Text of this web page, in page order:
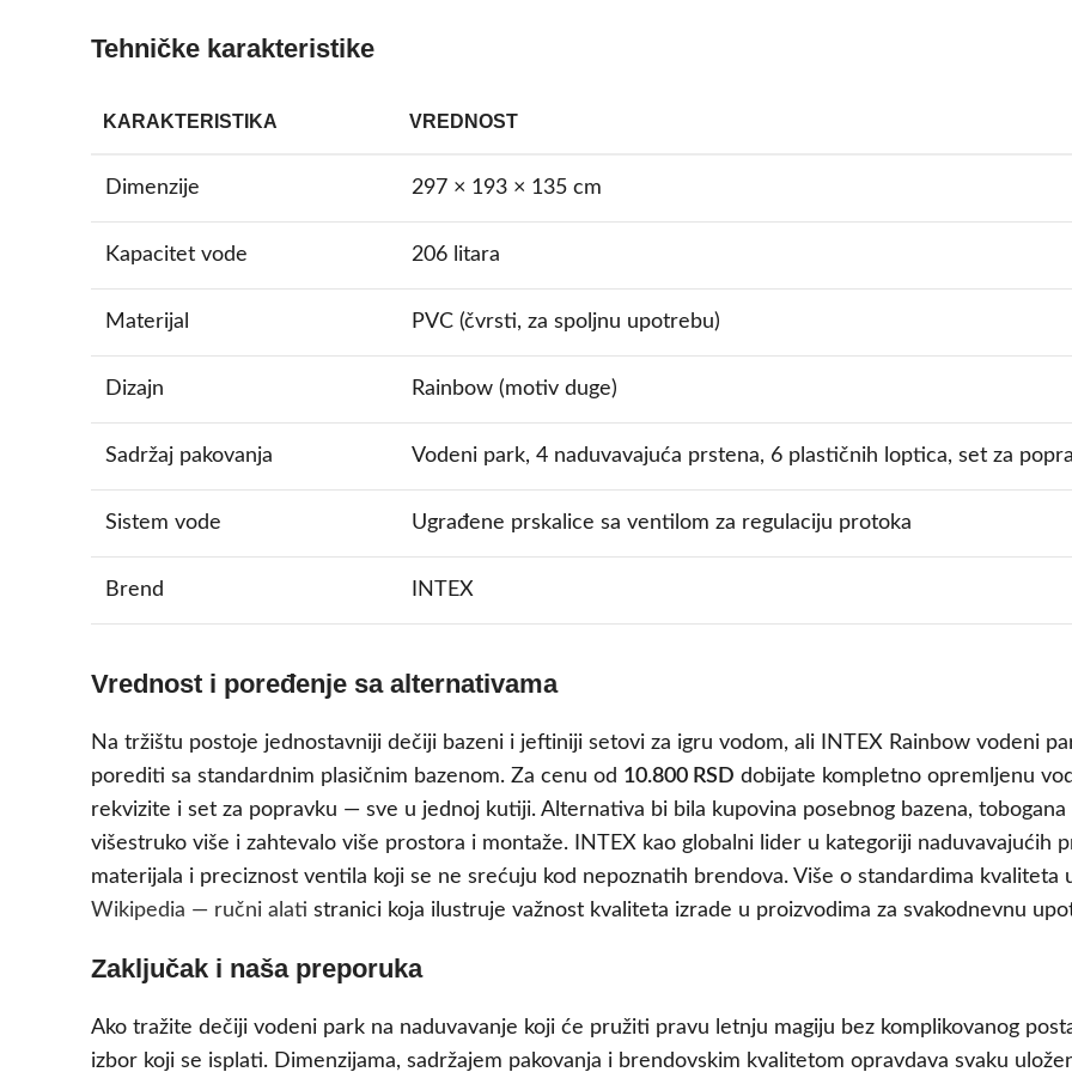
Tehničke karakteristike
KARAKTERISTIKA VREDNOST
Dimenzije 297 × 193 × 135 cm
Kapacitet vode 206 litara
Materijal PVC (čvrsti, za spoljnu upotrebu)
Dizajn Rainbow (motiv duge)
Sadržaj pakovanja Vodeni park, 4 naduvavajuća prstena, 6 plastičnih loptica, set za
Sistem vode Ugrađene prskalice sa ventilom za regulaciju protoka
Brend INTEX
Vrednost i poređenje sa alternativama
Na tržištu postoje jednostavniji dečiji bazeni i jeftiniji setovi za igru vodom, ali INTEX Rainbow vodeni
porediti sa standardnim plasičnim bazenom. Za cenu od 10.800 RSD dobijate kompletno opremljenu
rekvizite i set za popravku — sve u jednoj kutiji. Alternativa bi bila kupovina posebnog bazena,
višestruko više i zahtevalo više prostora i montaže. INTEX kao globalni lider u kategoriji naduvavajućih
materijala i preciznost ventila koji se ne srećuju kod nepoznatih brendova. Više o standardima
Wikipedia — ručni alati stranici koja ilustruje važnost kvaliteta izrade u proizvodima za svakodnevnu
Zaključak i naša preporuka
Ako tražite dečiji vodeni park na naduvavanje koji će pružiti pravu letnju magiju bez komplikovanog
izbor koji se isplati. Dimenzijama, sadržajem pakovanja i brendovskim kvalitetom opravdava svaku